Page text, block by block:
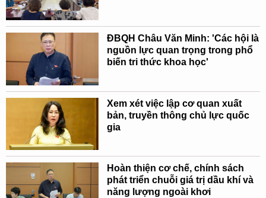
ĐBQH Châu Văn Minh: 'Các hội là
nguồn lực quan trọng trong phổ
biến tri thức khoa học'
Xem xét việc lập cơ quan xuất
bản, truyền thông chủ lực quốc
gia
Hoàn thiện cơ chế, chính sách
phát triển chuỗi giá trị dầu khí và
năng lượng ngoài khơi